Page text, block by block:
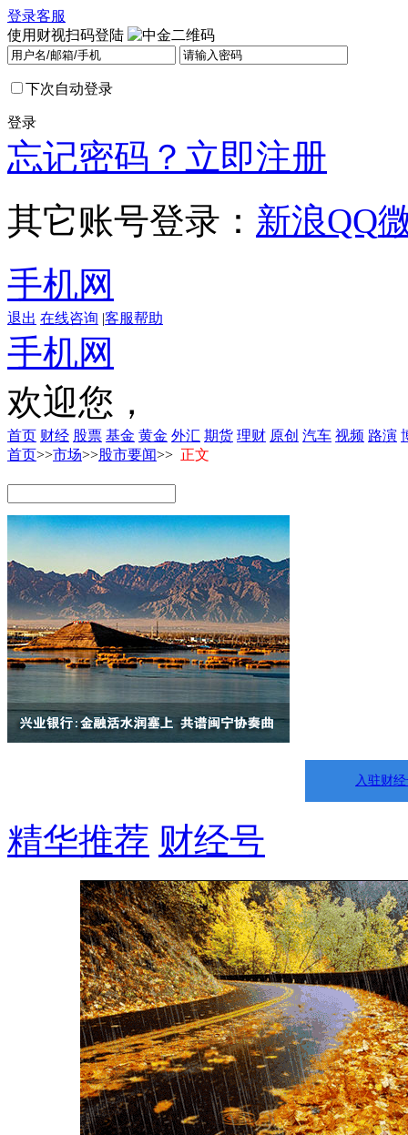
登录客服
使用财视扫码登陆
下次自动登录
登录
忘记密码？ 立即注册
其它账号登录： 新浪QQ
手机网
退出 在线咨询 |客服帮助
手机网
欢迎您，
首页 财经 股票 基金 黄金 外汇 期货 理财 原创 汽车 视频 路演
首页>>市场>>股市要闻>> 正文
入驻财
精华推荐 财经号